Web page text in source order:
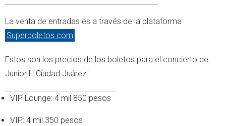
La venta de entradas es a través de la plataforma
Superboletos.com .
Estos son los precios de los boletos para el concierto de
Junior H Ciudad Juárez:
VIP Lounge: 4 mil 850 pesos
VIP: 4 mil 350 pesos